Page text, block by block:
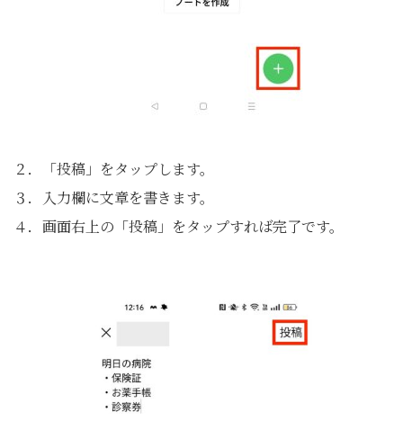
２．「投稿」をタップします。
３．入力欄に文章を書きます。
４．画面右上の「投稿」をタップすれば完了です。